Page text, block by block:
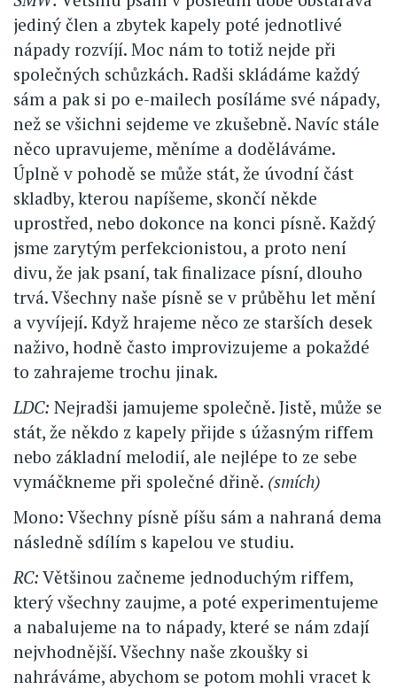
jediný člen a zbytek kapely poté jednotlivé
nápady rozvíjí. Moc nám to totiž nejde při
společných schůzkách. Radši skládáme každý
sám a pak si po e-mailech posíláme své nápady,
než se všichni sejdeme ve zkušebně. Navíc stále
něco upravujeme, měníme a doděláváme.
Úplně v pohodě se může stát, že úvodní část
skladby, kterou napíšeme, skončí někde
uprostřed, nebo dokonce na konci písně. Každý
jsme zarytým perfekcionistou, a proto není
divu, že jak psaní, tak finalizace písní, dlouho
trvá. Všechny naše písně se v průběhu let mění
a vyvíjejí. Když hrajeme něco ze starších desek
naživo, hodně často improvizujeme a pokaždé
to zahrajeme trochu jinak.
LDC: Nejradši jamujeme společně. Jistě, může se
stát, že někdo z kapely přijde s úžasným riffem
nebo základní melodií, ale nejlépe to ze sebe
vymáčkneme při společné dřině. (smích)
Mono: Všechny písně píšu sám a nahraná dema
následně sdílím s kapelou ve studiu.
RC: Většinou začneme jednoduchým riffem,
který všechny zaujme, a poté experimentujeme
a nabalujeme na to nápady, které se nám zdají
nejvhodnější. Všechny naše zkoušky si
nahráváme, abychom se potom mohli vracet k